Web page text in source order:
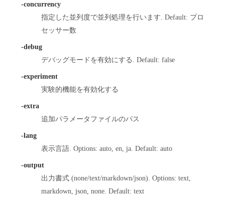
-concurrency
指定した並列度で並列処理を行います. Default: プロ
セッサー数
-debug
デバッグモードを有効にする. Default: false
-experiment
実験的機能を有効化する
-extra
追加パラメータファイルのパス
-lang
表示言語. Options: auto, en, ja. Default: auto
-output
出力書式 (none/text/markdown/json). Options: text,
markdown, json, none. Default: text